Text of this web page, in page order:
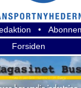
•
Forsiden